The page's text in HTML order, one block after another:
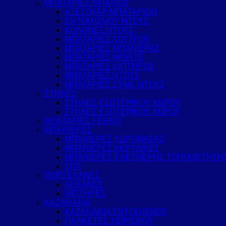
ΜΠΑΤΑΡΙΕΣ ΜΠΑΝΙΟΥ
ΑΞΕΣΟΥΑΡ ΜΠΑΤΑΡΙΩΝ
ΕΝΤΟΙΧΙΣΜΟΥ ΝΤΟΥΣ
ΚΟΛΟΝΕΣ ΝΤΟΥΣ
ΜΠΑΤΑΡΙΕΣ ΛΟΥΤΡΟΥ
ΜΠΑΤΑΡΙΕΣ ΜΠΑΝΙΕΡΑΣ
ΜΠΑΤΑΡΙΕΣ ΜΠΙΝΤΕ
ΜΠΑΤΑΡΙΕΣ ΝΙΠΤΗΡΟΣ
ΜΠΑΤΑΡΙΕΣ ΝΤΟΥΣ
ΜΠΑΤΑΡΙΕΣ ΣΤΑΘ. ΝΤΟΥΖ
ΣΤΗΛΕΣ
ΣΤΗΛΕΣ ΕΣΩΤΕΡΙΚΟΥ ΧΩΡΟΥ
ΣΤΗΛΕΣ ΕΞΩΤΕΡΙΚΟΥ ΧΩΡΟΥ
ΜΠΑΤΑΡΙΕΣ FERRO
ΜΠΑΝΙΕΡΕΣ
ΜΠΑΝΙΕΡΕΣ ΥΔΡΟΜΑΣΑΖ
ΜΠΑΝΙΕΡΕΣ ΑΚΡΥΛΙΚΕΣ
ΜΠΑΝΙΕΡΕΣ ΕΛΕΥΘΕΡΗΣ
ΣΠΑ
ΠΟΡΣΕΛΑΝΕΣ
ΛΕΚΑΝΕΣ
ΝΙΠΤΗΡΕΣ
ΚΑΖΑΝΑΚΙΑ
ΚΑΖΑΝΑΚΙΑ ΕΝΤΟΙΧΙΣΜΟΥ
ΠΛΑΚΕΤΕΣ ΧΕΙΡΙΣΜΟΥ